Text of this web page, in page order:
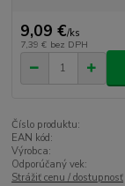
9,09 €/ks
7,39 € bez DPH
Číslo produktu:
EAN kód:
Výrobca:
Odporúčaný vek:
Strážiť cenu / dostupnosť